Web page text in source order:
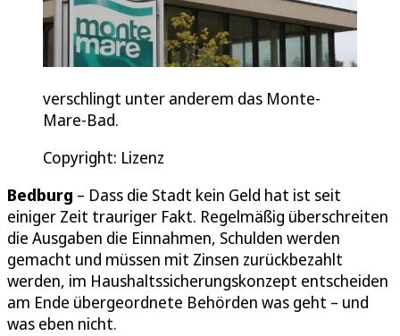
verschlingt unter anderem das Monte-
Mare-Bad.
Copyright: Lizenz
Bedburg – Dass die Stadt kein Geld hat ist seit
einiger Zeit trauriger Fakt. Regelmäßig überschreiten
die Ausgaben die Einnahmen, Schulden werden
gemacht und müssen mit Zinsen zurückbezahlt
werden, im Haushaltssicherungskonzept entscheiden
am Ende übergeordnete Behörden was geht – und
was eben nicht.